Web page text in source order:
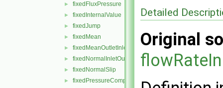
► fixedFluxPressure
► fixedInternalValue
► fixedJump
► fixedMean
► fixedMeanOutletInlet
► fixedNormalInletOutletVelocity
► fixedNormalSlip
► fixedPressureCompressibleDensity
Detailed
Original